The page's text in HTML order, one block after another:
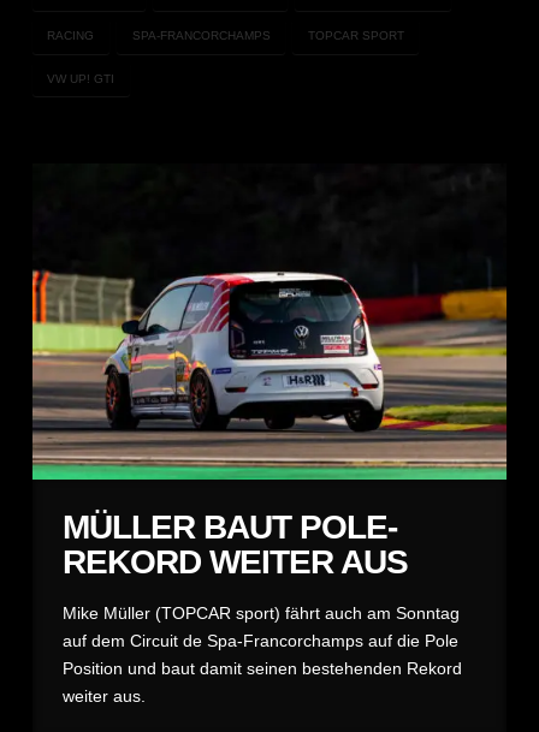
RACING SPA-FRANCORCHAMPS TOPCAR SPORT
VW UP! GTI
MÜLLER BAUT POLE-
REKORD WEITER AUS
Mike Müller (TOPCAR sport) fährt auch am Sonntag
auf dem Circuit de Spa-Francorchamps auf die Pole
Position und baut damit seinen bestehenden Rekord
weiter aus.